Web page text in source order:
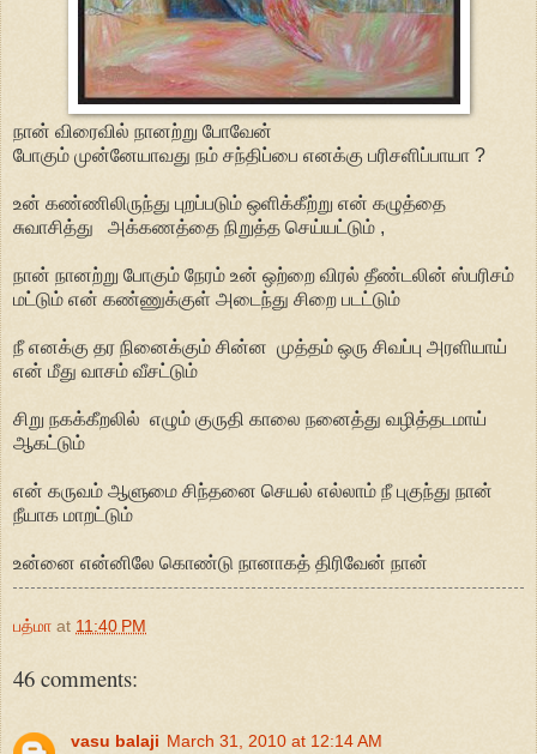
நான் விரைவில் நானற்று போவேன்
போகும் முன்னேயாவது நம் சந்திப்பை எனக்கு பரிசளிப்பாயா ?
உன் கண்ணிலிருந்து புறப்படும் ஒளிக்கீற்று என் கழுத்தை
சுவாசித்து அக்கணத்தை நிறுத்த செய்யட்டும் ,
நான் நானற்று போகும் நேரம் உன் ஒற்றை விரல் தீண்டலின் ஸ்பரிசம்
மட்டும் என் கண்ணுக்குள் அடைந்து சிறை படட்டும்
நீ எனக்கு தர நினைக்கும் சின்ன முத்தம் ஒரு சிவப்பு அரளியாய்
என் மீது வாசம் வீசட்டும்
சிறு நகக்கீறலில் எழும் குருதி காலை நனைத்து வழித்தடமாய்
ஆகட்டும்
என் கருவம் ஆளுமை சிந்தனை செயல் எல்லாம் நீ புகுந்து நான்
நீயாக மாறட்டும்
உன்னை என்னிலே கொண்டு நானாகத் திரிவேன் நான்
பத்மா at 11:40 PM
46 comments:
vasu balaji March 31, 2010 at 12:14 AM